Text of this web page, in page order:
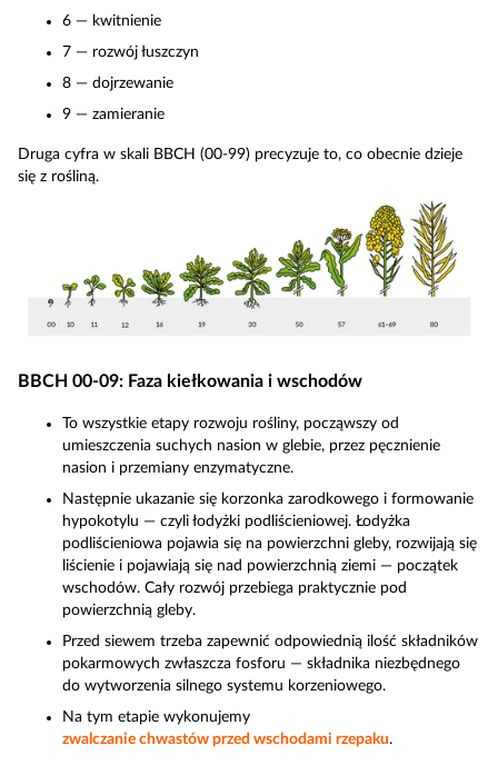
6 — kwitnienie
7 — rozwój łuszczyn
8 — dojrzewanie
9 — zamieranie
Druga cyfra w skali BBCH (00-99) precyzuje to, co obecnie dzieje
się z rośliną.
BBCH 00-09: Faza kiełkowania i wschodów
To wszystkie etapy rozwoju rośliny, począwszy od
umieszczenia suchych nasion w glebie, przez pęcznienie
nasion i przemiany enzymatyczne.
Następnie ukazanie się korzonka zarodkowego i formowanie
hypokotylu — czyli łodyżki podliścieniowej. Łodyżka
podliścieniowa pojawia się na powierzchni gleby, rozwijają się
liścienie i pojawiają się nad powierzchnią ziemi — początek
wschodów. Cały rozwój przebiega praktycznie pod
powierzchnią gleby.
Przed siewem trzeba zapewnić odpowiednią ilość składników
pokarmowych zwłaszcza fosforu — składnika niezbędnego
do wytworzenia silnego systemu korzeniowego.
Na tym etapie wykonujemy
zwalczanie chwastów przed wschodami rzepaku.